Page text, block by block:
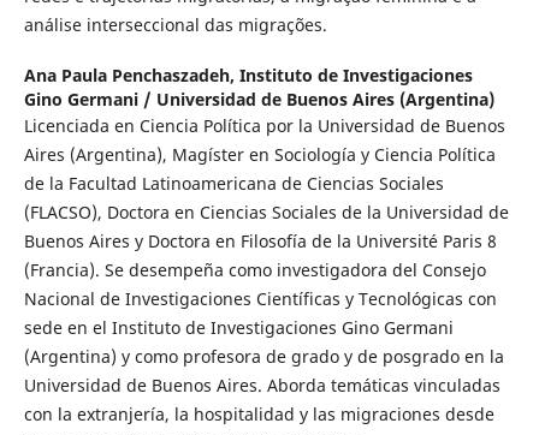
análise interseccional das migrações.
Ana Paula Penchaszadeh, Instituto de Investigaciones
Gino Germani / Universidad de Buenos Aires (Argentina)
Licenciada en Ciencia Política por la Universidad de Buenos
Aires (Argentina), Magíster en Sociología y Ciencia Política
de la Facultad Latinoamericana de Ciencias Sociales
(FLACSO), Doctora en Ciencias Sociales de la Universidad de
Buenos Aires y Doctora en Filosofía de la Université Paris 8
(Francia). Se desempeña como investigadora del Consejo
Nacional de Investigaciones Científicas y Tecnológicas con
sede en el Instituto de Investigaciones Gino Germani
(Argentina) y como profesora de grado y de posgrado en la
Universidad de Buenos Aires. Aborda temáticas vinculadas
con la extranjería, la hospitalidad y las migraciones desde